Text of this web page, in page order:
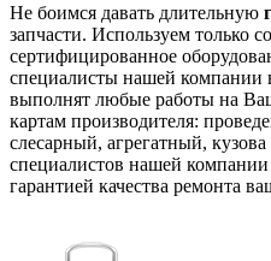
Не боимся давать длительную
запчасти. Используем только
сертифицированное
специалисты нашей компании
выполнят любые работы на
картам производителя:
слесарный, агрегатный,
специалистов нашей
гарантией качества ремонта